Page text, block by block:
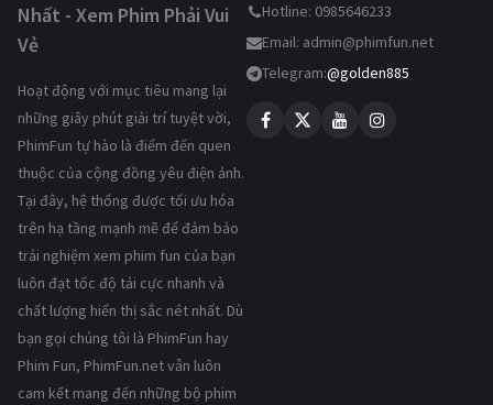
Nhất - Xem Phim Phải Vui
Vẻ
Hoạt động với mục tiêu mang lại
những giây phút giải trí tuyệt vời,
PhimFun tự hào là điểm đến quen
thuộc của cộng đồng yêu điện ảnh.
Tại đây, hệ thống được tối ưu hóa
trên hạ tầng mạnh mẽ để đảm bảo
trải nghiệm xem phim fun của bạn
luôn đạt tốc độ tải cực nhanh và
chất lượng hiển thị sắc nét nhất. Dù
bạn gọi chúng tôi là PhimFun hay
Phim Fun, PhimFun.net vẫn luôn
cam kết mang đến những bộ phim
Hotline: 0985646233
Email: admin@phimfun.net
Telegram:@golden885